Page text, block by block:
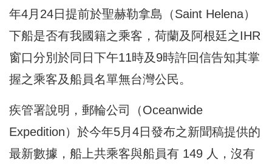
年4月24日提前於聖赫勒拿島（Saint Helena）
下船是否有我國籍之乘客，荷蘭及阿根廷之IHR
窗口分別於同日下午11時及9時許回信告知其掌
握之乘客及船員名單無台灣公民。
疾管署說明，郵輪公司（Oceanwide
Expedition）於今年5月4日發布之新聞稿提供的
最新數據，船上共乘客與船員有 149 人，沒有